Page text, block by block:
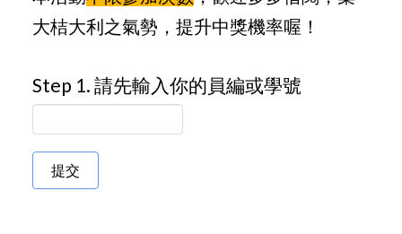
大桔大利之氣勢，提升中獎機率喔！
Step 1. 請先輸入你的員編或學號
提交